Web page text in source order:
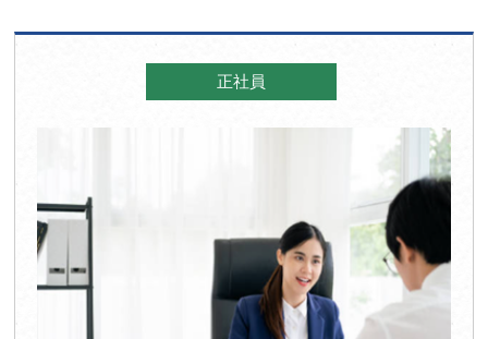
正社員